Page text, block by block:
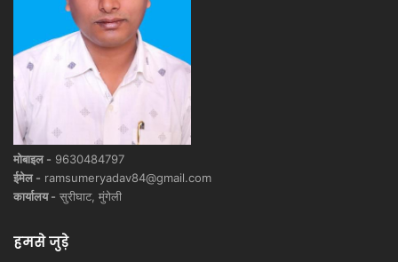
मोबाइल - 9630484797
ईमेल - ramsumeryadav84@gmail.com
कार्यालय - सुरीघाट, मुंगेली
हमसे जुड़े